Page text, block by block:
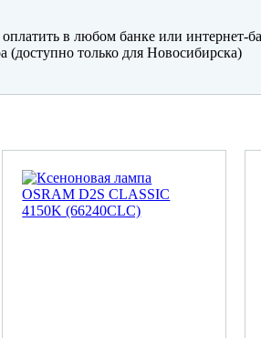
в любом банке или интернет-
только для Новосибирска)